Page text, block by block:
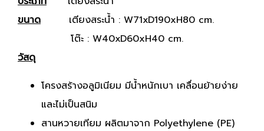
ขนาด เตียงสระน้ำ : W71xD190xH80 cm.
โต๊ะ : W40xD60xH40 cm.
วัสดุ
โครงสร้างอลูมิเนียม มีน้ำหนักเบา เคลื่อนย้ายง่าย
และไม่เป็นสนิม
สานหวายเทียม ผลิตมาจาก Polyethylene (PE)